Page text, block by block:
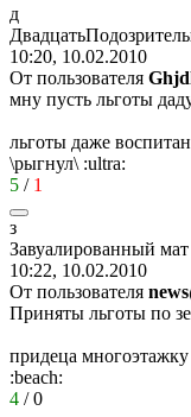
д
10:20, 10.02.2010
От пользователя
мну пусть льготы
льготы даже
\рыгнул\ :ultra:
5 / 1
з
Завуалированный мат
10:22, 10.02.2010
От пользователя
Приняты льготы по
придеца
:beach:
4 /0